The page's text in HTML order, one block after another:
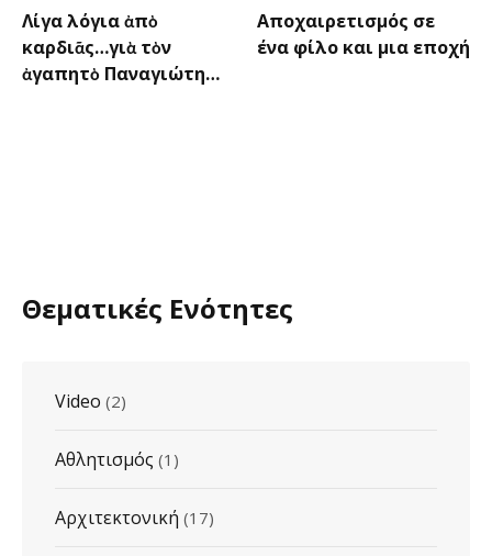
Λίγα λόγια ἀπὸ
καρδιᾶς…γιὰ τὸν
ἀγαπητὸ Παναγιώτη…
Αποχαιρετισμός σε
ένα φίλο και μια εποχή
Θεματικές Ενότητες
Video (2)
Αθλητισμός (1)
Αρχιτεκτονική (17)